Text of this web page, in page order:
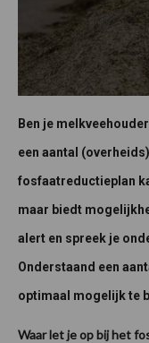
Ben je
een aantal
fosfaatreductieplan
maar biedt
alert en spreek je
Onderstaand een
optimaal mogelijk te
Waar let je op bij het